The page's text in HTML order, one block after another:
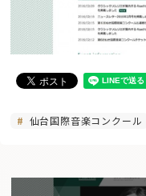
仙台国際音楽コンクール